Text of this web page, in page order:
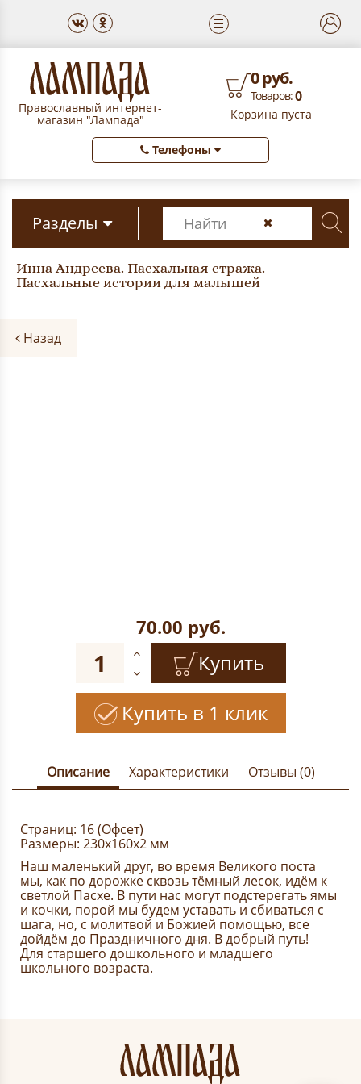
☰
Православный интернет-
магазин "Лампада"
0 руб.
Товаров:0
Корзина пуста
Телефоны
Разделы
Инна Андреева. Пасхальная стража.
Пасхальные истории для малышей
Назад
70.00 руб.
Купить
Купить в 1 клик
Описание Характеристики Отзывы (0)
Страниц: 16 (Офсет)
Размеры: 230x160x2 мм
Наш маленький друг, во время Великого поста
мы, как по дорожке сквозь тёмный лесок, идём к
светлой Пасхе. В пути нас могут подстерегать ямы
и кочки, порой мы будем уставать и сбиваться с
шага, но, с молитвой и Божией помощью, все
дойдём до Праздничного дня. В добрый путь!
Для старшего дошкольного и младшего
школьного возраста.